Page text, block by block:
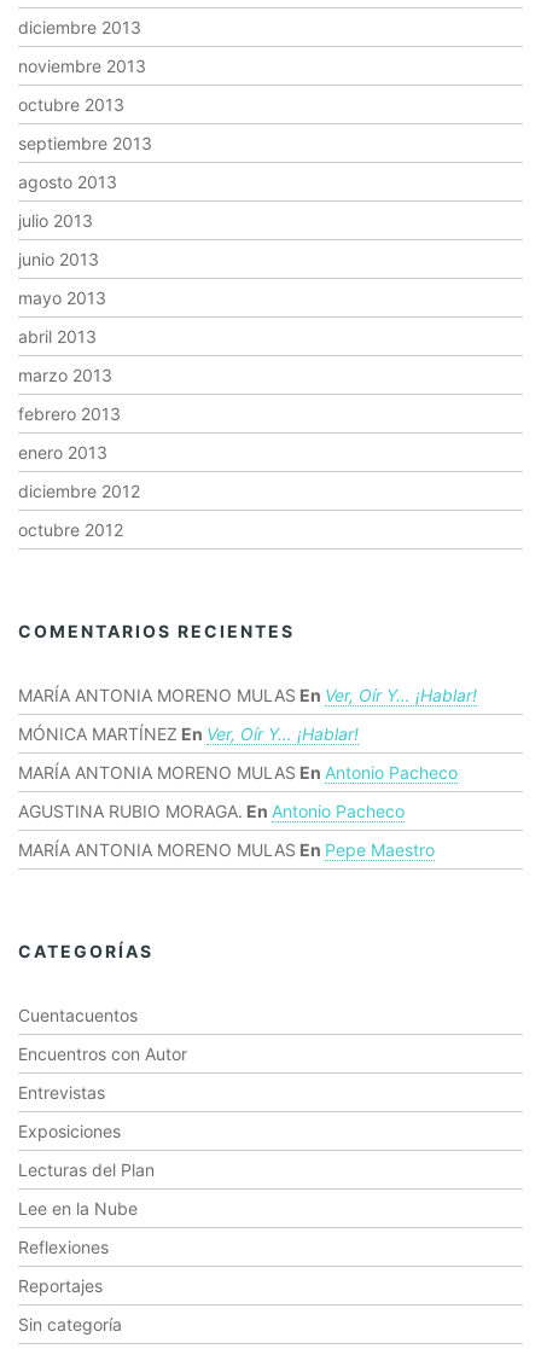
diciembre 2013
noviembre 2013
octubre 2013
septiembre 2013
agosto 2013
julio 2013
junio 2013
mayo 2013
abril 2013
marzo 2013
febrero 2013
enero 2013
diciembre 2012
octubre 2012
COMENTARIOS RECIENTES
MARÍA ANTONIA MORENO MULAS En Ver, Oír Y… ¡hablar!
MÓNICA MARTÍNEZ En Ver, Oír Y… ¡hablar!
MARÍA ANTONIA MORENO MULAS En Antonio Pacheco
AGUSTINA RUBIO MORAGA. En Antonio Pacheco
MARÍA ANTONIA MORENO MULAS En Pepe Maestro
CATEGORÍAS
Cuentacuentos
Encuentros con Autor
Entrevistas
Exposiciones
Lecturas del Plan
Lee en la Nube
Reflexiones
Reportajes
Sin categoría